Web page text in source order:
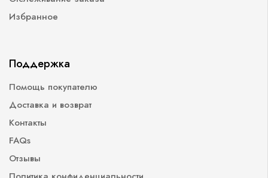
Избранное
Поддержка
Помощь покупателю
Доставка и возврат
Контакты
FAQs
Отзывы